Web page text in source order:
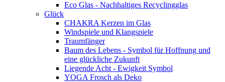
Eco Glas - Nachhaltiges Recyclingglas
Glück
CHAKRA Kerzen im Glas
Windspiele und Klangspiele
Traumfänger
Baum des Lebens - Symbol für Hoffnung und
eine glückliche Zukunft
Liegende Acht - Ewigkeit Symbol
YOGA Frosch als Deko